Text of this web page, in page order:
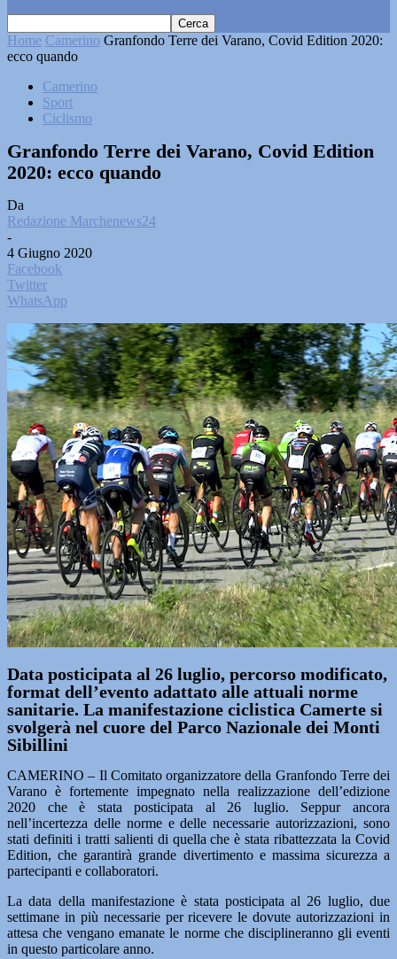
Home Camerino Granfondo Terre dei Varano, Covid Edition 2020:
ecco quando
Camerino
Sport
Ciclismo
Granfondo Terre dei Varano, Covid Edition
2020: ecco quando
Da
Redazione Marchenews24
-
4 Giugno 2020
Facebook
Twitter
WhatsApp
Data posticipata al 26 luglio, percorso modificato,
format dell’evento adattato alle attuali norme
sanitarie. La manifestazione ciclistica Camerte si
svolgerà nel cuore del Parco Nazionale dei Monti
Sibillini
CAMERINO – Il Comitato organizzatore della Granfondo Terre dei
Varano è fortemente impegnato nella realizzazione dell’edizione
2020 che è stata posticipata al 26 luglio. Seppur ancora
nell’incertezza delle norme e delle necessarie autorizzazioni, sono
stati definiti i tratti salienti di quella che è stata ribattezzata la Covid
Edition, che garantirà grande divertimento e massima sicurezza a
partecipanti e collaboratori.
La data della manifestazione è stata posticipata al 26 luglio, due
settimane in più necessarie per ricevere le dovute autorizzazioni in
attesa che vengano emanate le norme che disciplineranno gli eventi
in questo particolare anno.